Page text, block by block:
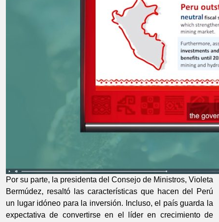
Por su parte, la presidenta del Consejo de Ministros, Violeta
Bermúdez, resaltó las características que hacen del Perú
un lugar idóneo para la inversión. Incluso, el país guarda la
expectativa de convertirse en el líder en crecimiento de